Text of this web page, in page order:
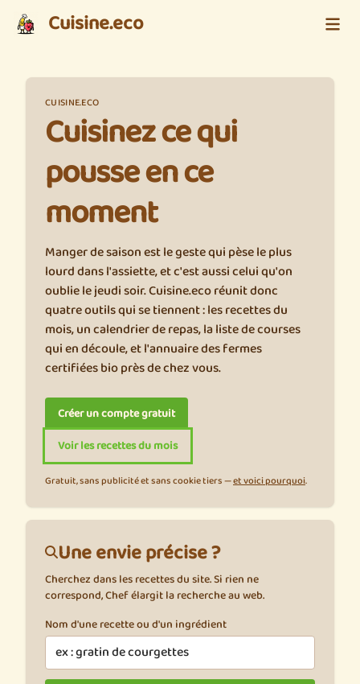
Cuisine.eco
CUISINE.ECO
Cuisinez ce qui
pousse en ce
moment
Manger de saison est le geste qui pèse le plus
lourd dans l'assiette, et c'est aussi celui qu'on
oublie le jeudi soir. Cuisine.eco réunit donc
quatre outils qui se tiennent : les recettes du
mois, un calendrier de repas, la liste de courses
qui en découle, et l'annuaire des fermes
certifiées bio près de chez vous.
Créer un compte gratuit
Voir les recettes du mois
Gratuit, sans publicité et sans cookie tiers —et voici pourquoi.
Une envie précise ?
Cherchez dans les recettes du site. Si rien ne
correspond, Chef élargit la recherche au web.
Nom d'une recette ou d'un ingrédient